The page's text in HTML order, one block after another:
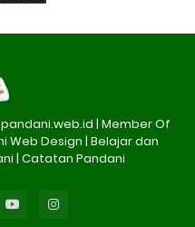
| Member Of
Web Design | Belajar dan
| Catatan Pandani